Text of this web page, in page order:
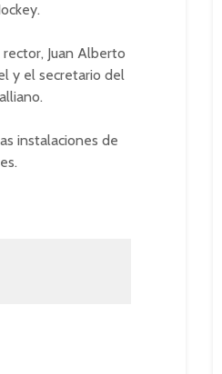
Juan Alberto
y el secretario del
instalaciones de